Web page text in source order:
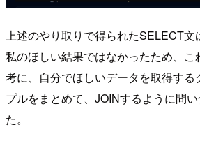
上述のやり取りで得られたSELECT文
私のほしい結果ではなかったため、こ
考に、自分でほしいデータを取得する
プルをまとめて、JOINするように問
た。